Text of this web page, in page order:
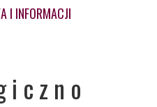
I INFORMACJI